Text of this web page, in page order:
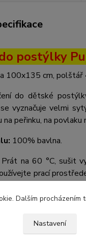
postýlky
100x135 cm, polštář
do dětské
vyznačuje velmi
na peřinku, na
100% bavlna.
Prát na 60 °C, sušit
prací
fotografií nemusí
Dalším procházením
Nastavení